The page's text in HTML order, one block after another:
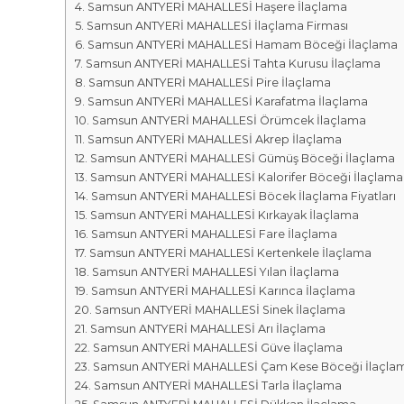
m
a
l
a
r
ı
k
a
s
ı
Samsun ANTYERİ MAHALLESİ Haşere İlaçlama
Samsun ANTYERİ MAHALLESİ İlaçlama Firması
Samsun ANTYERİ MAHALLESİ Hamam Böceği İlaçlama
Samsun ANTYERİ MAHALLESİ Tahta Kurusu İlaçlama
Samsun ANTYERİ MAHALLESİ Pire İlaçlama
Samsun ANTYERİ MAHALLESİ Karafatma İlaçlama
Samsun ANTYERİ MAHALLESİ Örümcek İlaçlama
Samsun ANTYERİ MAHALLESİ Akrep İlaçlama
Samsun ANTYERİ MAHALLESİ Gümüş Böceği İlaçlama
Samsun ANTYERİ MAHALLESİ Kalorifer Böceği İlaçlama
Samsun ANTYERİ MAHALLESİ Böcek İlaçlama Fiyatları
Samsun ANTYERİ MAHALLESİ Kırkayak İlaçlama
Samsun ANTYERİ MAHALLESİ Fare İlaçlama
Samsun ANTYERİ MAHALLESİ Kertenkele İlaçlama
Samsun ANTYERİ MAHALLESİ Yılan İlaçlama
Samsun ANTYERİ MAHALLESİ Karınca İlaçlama
Samsun ANTYERİ MAHALLESİ Sinek İlaçlama
Samsun ANTYERİ MAHALLESİ Arı İlaçlama
Samsun ANTYERİ MAHALLESİ Güve İlaçlama
Samsun ANTYERİ MAHALLESİ Çam Kese Böceği
Samsun ANTYERİ MAHALLESİ Tarla İlaçlama